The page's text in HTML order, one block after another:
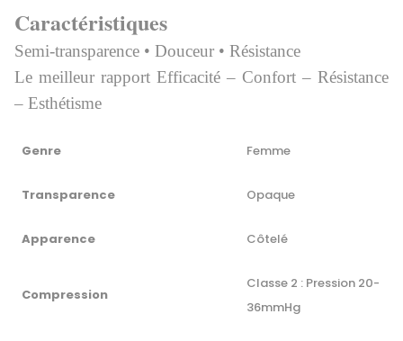
Caractéristiques
Semi-transparence • Douceur • Résistance
Le meilleur rapport Efficacité – Confort – Résistance
– Esthétisme
Genre Femme
Transparence Opaque
Apparence Côtelé
Compression
Classe 2 : Pression 20-
36mmHg